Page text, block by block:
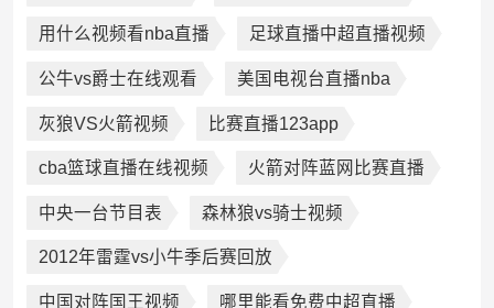
用什么视频看nba直播 足球直播中超直播视频
公牛vs爵士在线观看 美国电视台直播nba
灰狼VS火箭视频 比赛直播123app
cba篮球直播在线视频 火箭对阵蓝网比赛直播
中央一台节目表 森林狼vs骑士视频
2012年雷霆vs小牛季后赛回放
中国对阵国王视频 哪里能看免费中超直播